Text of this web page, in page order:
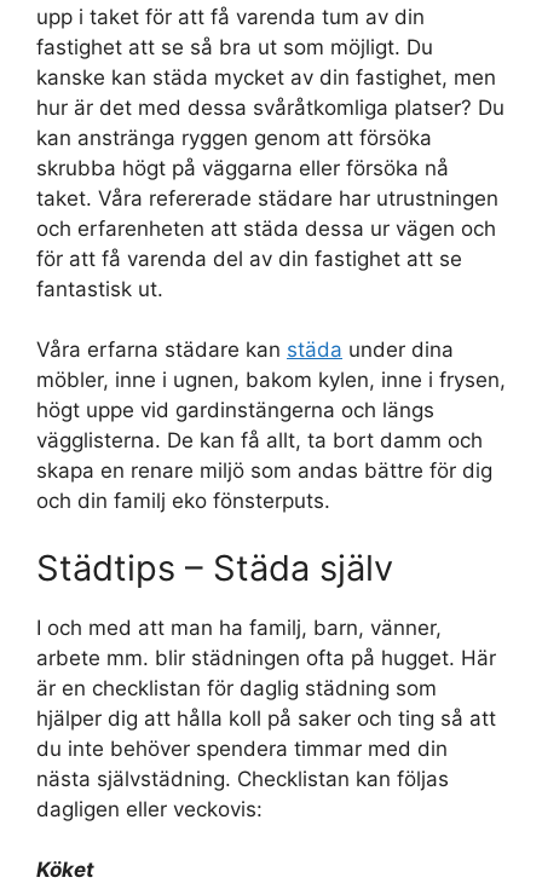
upp i taket för att få varenda tum av din
fastighet att se så bra ut som möjligt. Du
kanske kan städa mycket av din fastighet, men
hur är det med dessa svåråtkomliga platser? Du
kan anstränga ryggen genom att försöka
skrubba högt på väggarna eller försöka nå
taket. Våra refererade städare har utrustningen
och erfarenheten att städa dessa ur vägen och
för att få varenda del av din fastighet att se
fantastisk ut.
Våra erfarna städare kan städa under dina
möbler, inne i ugnen, bakom kylen, inne i frysen,
högt uppe vid gardinstängerna och längs
vägglisterna. De kan få allt, ta bort damm och
skapa en renare miljö som andas bättre för dig
och din familj eko fönsterputs.
Städtips – Städa själv
I och med att man ha familj, barn, vänner,
arbete mm. blir städningen ofta på hugget. Här
är en checklistan för daglig städning som
hjälper dig att hålla koll på saker och ting så att
du inte behöver spendera timmar med din
nästa självstädning. Checklistan kan följas
dagligen eller veckovis:
Köket